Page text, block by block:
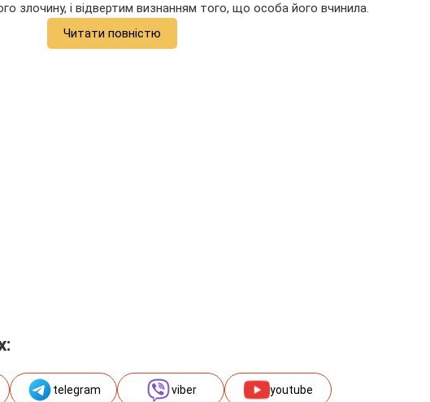
злочину, і відвертим визнанням того, що особа його вчинила.
Читати повністю
telegram viber youtube